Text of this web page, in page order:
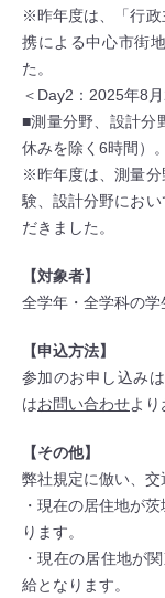
※昨年度は、「行政
携による中心市街
た。
＜Day2：2025年8
■測量分野、設計分
休みを除く6時間）。
※昨年度は、測量分
験、設計分野にお
だきました。
【対象者】
全学年・全学科の学
【申込方法】
参加のお申し込みは
はお問い合わせより
【その他】
弊社規定に倣い、交
・現在の居住地が
ります。
・現在の居住地が
給となります。